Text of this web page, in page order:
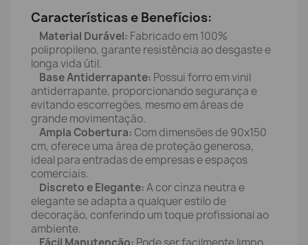
Características e Benefícios:
Material Durável: Fabricado em 100%
polipropileno, garante resistência ao desgaste e
longa vida útil.
Base Antiderrapante: Possui forro em vinil
antiderrapante, proporcionando segurança e
evitando escorregões, mesmo em áreas de
grande movimentação.
Ampla Cobertura:Com dimensões de 90x150
cm, oferece uma área de proteção generosa,
ideal para entradas de empresas e espaços
comerciais.
Discreto e Elegante:A cor cinza neutra e
elegante se adapta a qualquer estilo de
decoração, conferindo um toque profissional ao
ambiente.